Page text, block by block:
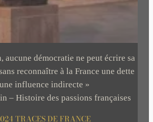
aucune démocratie ne peut écrire sa
reconnaître à la France une dette
influence indirecte »
– Histoire des passions françaises
TRACES DE FRANCE